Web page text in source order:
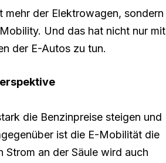
der Elektrowagen, sondern
Und das hat nicht nur mit
der E-Autos zu tun.
die Benzinpreise steigen und
ist die E-Mobilität die
an der Säule wird auch